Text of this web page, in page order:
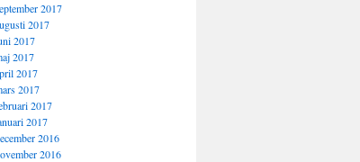
2017
2017
2017
2017
2017
2017
2017
2017
2016
2016